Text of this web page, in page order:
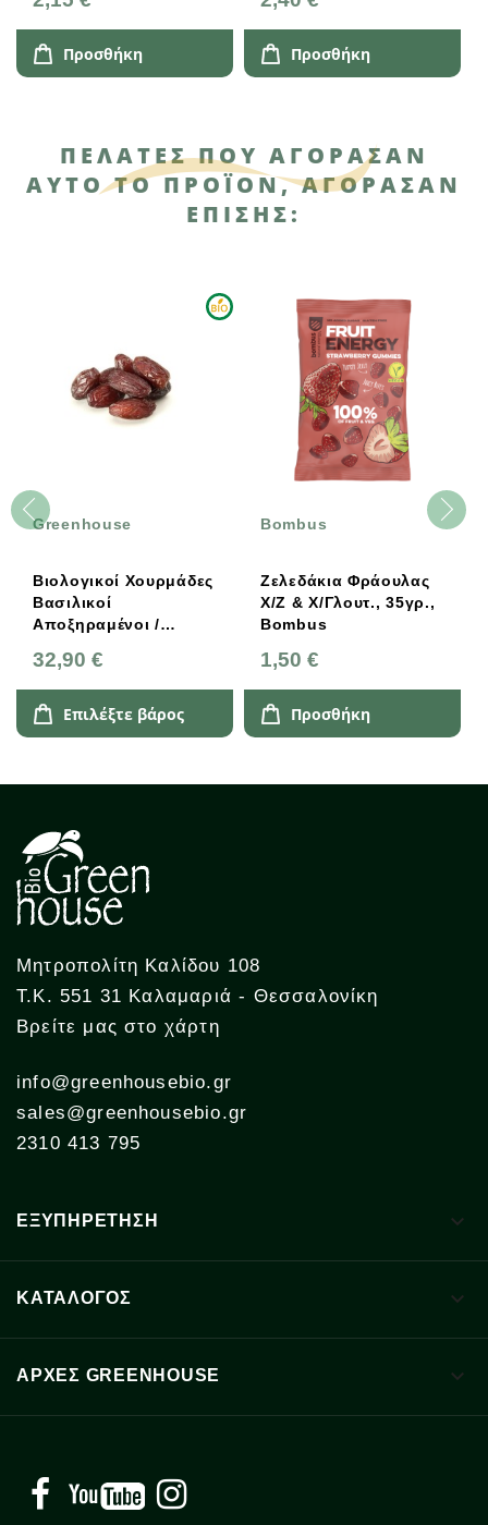
Προσθήκη Προσθήκη
ΠΕΛΆΤΕΣ ΠΟΥ ΑΓΌΡΑΣΑΝ
ΑΥΤΌ ΤΟ ΠΡΟΪΌΝ, ΑΓΌΡΑΣΑΝ
ΕΠΊΣΗΣ:
Greenhouse
Βιολογικοί Χουρμάδες
Βασιλικοί
Αποξηραμένοι /
32,90 €
Επιλέξτε βάρος
Bombus
Ζελεδάκια Φράουλας
Χ/Ζ & Χ/Γλουτ., 35γρ.,
Bombus
1,50 €
Προσθήκη
Μητροπολίτη Καλίδου 108
Τ.Κ. 551 31 Καλαμαριά - Θεσσαλονίκη
Βρείτε μας στο χάρτη
info@greenhousebio.gr
sales@greenhousebio.gr
2310 413 795
ΕΞΥΠΗΡΕΤΗΣΗ 
ΚΑΤΑΛΟΓΟΣ 
ΑΡΧΈΣ GREENHOUSE 
Facebook YouTube